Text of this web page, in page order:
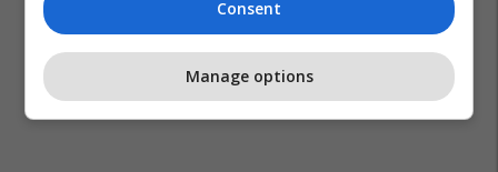
Consent
Manage options